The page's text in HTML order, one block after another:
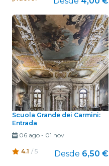
Scuola Grande dei Carmini:
Entrada
06 ago- 01 nov
4.1 / 5 Desde 6,50 €